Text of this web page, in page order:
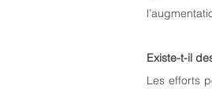
Existe-t-il
Les efforts